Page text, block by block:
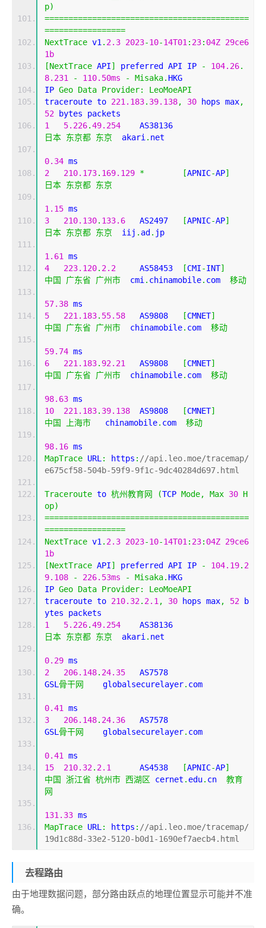
p)
===========================================
=================
NextTrace v1 . 2.3 2023-10-14T01 : 23: 04Z 29ce6
1b
[NextTrace API] preferred API IP - 104.26.
8.231
- 110.50ms - Misaka. HKG
IP Geo Data Provider:
LeoMoeAPI
traceroute to 221.183. 39.138, 30 hops max,
52 bytes packets
1
5.226.49.254
日本 东京都 东京
  akari
. net
0.34 ms
2
210.173. 169.129 * [APNIC-AP]
日本 东京都 东京
1.15 ms
3
210.130. 133.6
   AS2497
[APNIC-AP]
日本 东京都 东京
  iij
. ad . jp
1.61
ms
4
223.120. 2.2
     AS58453
[CMI-INT]
中国
广东省 广州市
  cmi
. chinamobile. com 移动
57.38 ms
5
221.183. 55.58
   AS9808
[CMNET]
中国
广东省 广州市
  chinamobile
. com 移动
59.74 ms
6
221.183. 92.21
   AS9808
[CMNET]
中国
广东省 广州市
  chinamobile
. com 移动
98.63 ms
10
221.183. 39.138
  AS9808
[CMNET]
中国
上海市
   chinamobile
. com 移动
98.16 ms
MapTrace URL : https : //api.leo.moe/tracemap/
e675cf58-504b-59f9-9f1c-9dc40284d697.html
Traceroute to 杭州教育网 (TCP Mode, Max 30 H
op)
===========================================
=================
NextTrace v1 . 2.3 2023-10-14T01 : 23: 04Z 29ce6
1b
[NextTrace API] preferred API IP - 104.19. 2
9.108
- 226.53ms - Misaka. HKG
IP Geo Data Provider:
LeoMoeAPI
traceroute to 210.32. 2.1 , 30 hops max, 52 b
ytes packets
1
5.226.49.254
日本 东京都 东京
  akari
. net
0.29 ms
2
206.148. 24.35
   AS7578
GSL 骨干网
    globalsecurelayer
. com
0.41
ms
3
206.148. 24.36
   AS7578
GSL 骨干网
    globalsecurelayer
. com
0.41
ms
15
210.32. 2.1
      AS4538
[APNIC-AP]
中国
浙江省 杭州市 西湖区 cernet . edu. cn 教育
网
131.33 ms
MapTrace URL : https : //api.leo.moe/tracemap/
19d1c88d-33e2-5120-b0d1-1690ef7aecb4.html
去程路由
由于地理数据问题，部分路由跃点的地理位置显示可能并不准
确。